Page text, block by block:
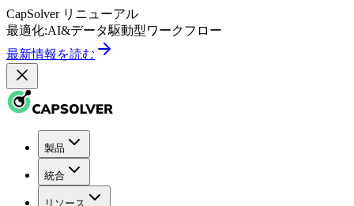
CapSolver リニューアル
最適化:AI&データ駆動型ワークフロー
最新情報を読む
製品
統合
リソース